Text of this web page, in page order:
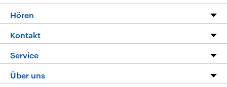
Programm
Die Nachrichten
Nachrichtenleicht
Neue Beiträge auf dlf.de
Hören
Livestream
Podcasts
Deutschlandfunk App
Kontakt
Hörerservice
Service
FAQ
Über uns